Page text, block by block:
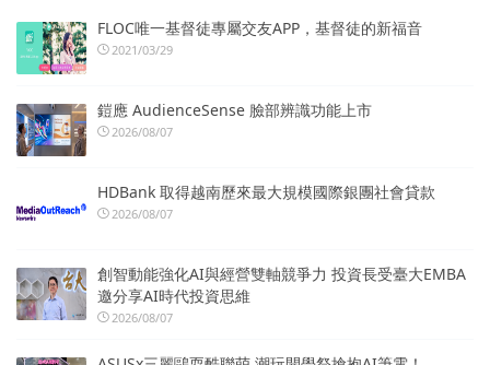
FLOC唯一基督徒專屬交友APP，基督徒的新福音
2021/03/29
鎧應 AudienceSense 臉部辨識功能上市
2026/08/07
HDBank 取得越南歷來最大規模國際銀團社會貸款
2026/08/07
創智動能強化AI與經營雙軸競爭力 投資長受臺大EMBA
邀分享AI時代投資思維
2026/08/07